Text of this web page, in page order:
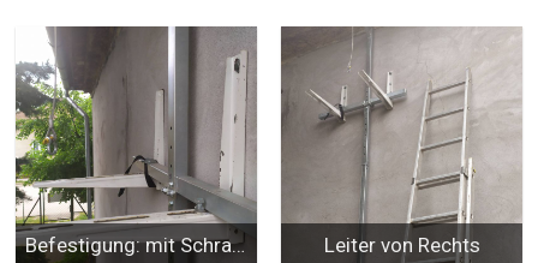
Befestigung: mit Schraube oder Gurt Leiter von Rechts